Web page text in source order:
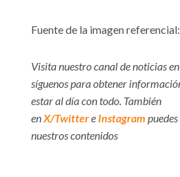
Fuente de la imagen
Visita nuestro canal de noticias en
síguenos para obtener
estar al día con todo. También
en X/Twittere Instagram
nuestros contenidos